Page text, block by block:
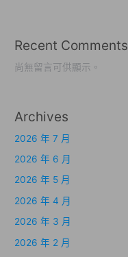
Recent Comments
尚無留言可供顯示。
Archives
2026 年 7 月
2026 年 6 月
2026 年 5 月
2026 年 4 月
2026 年 3 月
2026 年 2 月